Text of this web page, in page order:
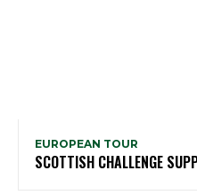
EUROPEAN TOUR
SCOTTISH CHALLENGE